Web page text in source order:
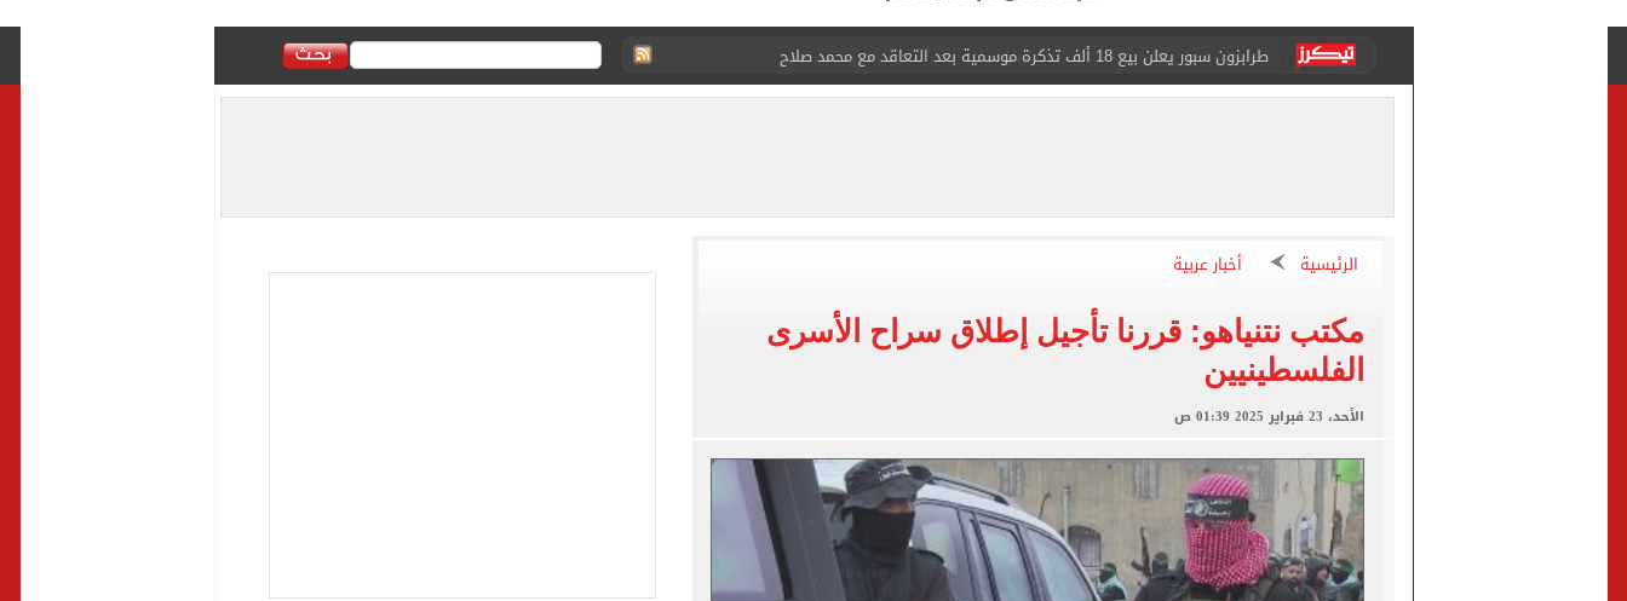
طرابزون سبور يعلن بيع 18 ألف تذكرة موسمية بعد التعاقد مع محمد صلاح
الزمالك يعلن التشكيل الكامل للجهاز الفني لفريق الكرة بقيادة معتمد جمال
تقارير: الأهلى يضع اللمسات الأخيرة على صفقة جوردان مينديز
كاف يمنح مصر حق استضافة أمم أفريقيا تحت 23 عاماً 2027
رسميا.. اتحاد الكرة يعلن استضافة مصر بطولة أمم أفريقيا تحت 23 سنة
بيتسو موسيماني مديرا فنيا لمنتخب جنوب أفريقيا
كل شيء يبدأ من العقل.. رسالة غامضة من عبد الله السعيد بعد غيابه عن الزمالك
الرئيسية أخبار عربية
مكتب نتنياهو: قررنا تأجيل إطلاق سراح الأسرى
الفلسطينيين
الأحد، 23 فبراير 2025 01:39 ص